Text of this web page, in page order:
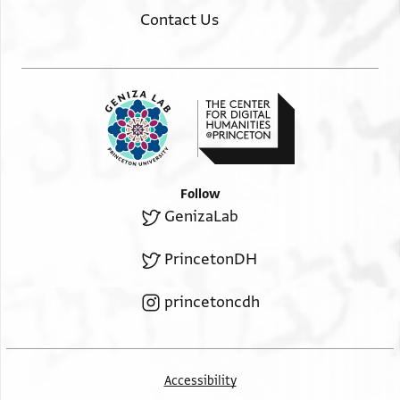
תאריכהא תאמן מרחשון שנת אתקעז לשטרות והדא
תפציל מא אורדנאה פי אלתאריכין ב[תפ]ציל
אלשיך אלמכין בן מכתאר פי אלתאריך אלאול ופי
בן פתוח עטאר אול תאריך ותאניה אלשיך יוסף
Contact Us
Follow
GenizaLab
PrincetonDH
princetoncdh
Accessibility